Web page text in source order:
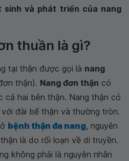
sinh và phát triển của nang
thuần là gì?
tại thận được gọi là nang
thận). Nang đơn thận có
cả hai bên thận. Nang thận có
đài bể thận và thường tròn.
bệnh thận đa nang, nguyên
là do rối loạn về di truyền.
không phải là nguyên nhân